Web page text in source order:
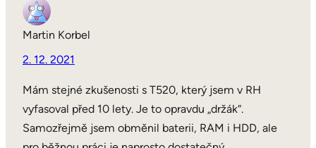
Martin Korbel
2. 12. 2021
Mám stejné zkušenosti s T520, který jsem v RH
vyfasoval před 10 lety. Je to opravdu „držák“.
Samozřejmě jsem obměnil baterii, RAM i HDD, ale